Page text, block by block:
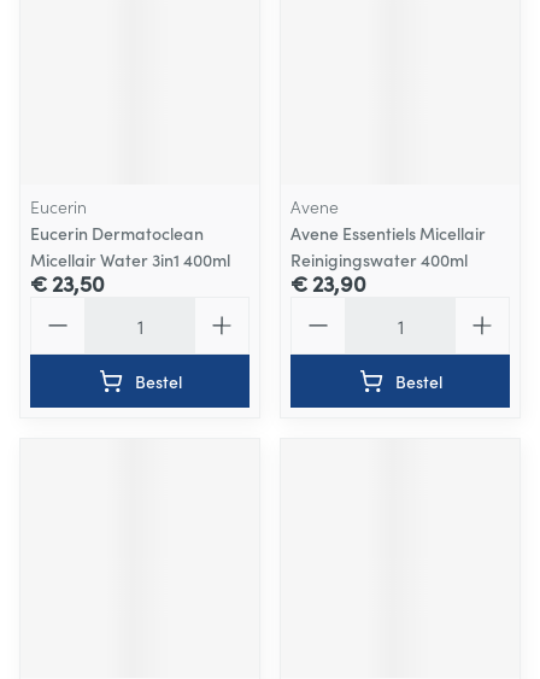
Eucerin
Eucerin Dermatoclean
Micellair Water 3in1 400ml
€ 23,50
Bestel
Avene
Avene Essentiels Micellair
Reinigingswater 400ml
€ 23,90
Bestel